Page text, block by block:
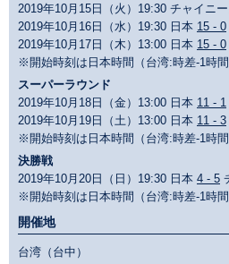
2019年10月15日（火）19:30 チャイニ
2019年10月16日（水）19:30 日本 15 - 0
2019年10月17日（木）13:00 日本 15 - 0
※開始時刻は日本時間（台湾:時差-1時間
スーパーラウンド
2019年10月18日（金）13:00 日本 11 - 1
2019年10月19日（土）13:00 日本 11 - 3
※開始時刻は日本時間（台湾:時差-1時間
決勝戦
2019年10月20日（日）19:30 日本 4 - 5
※開始時刻は日本時間（台湾:時差-1時間
開催地
台湾（台中）